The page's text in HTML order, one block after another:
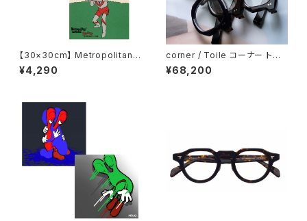
【30×30cm】 Metropolitan
Crossbottle メトロポリタンク
ロスボトル MCB347 / ウルトラ
¥4,290
corner / Toile コーナー トワ
ル <orner
¥68,200